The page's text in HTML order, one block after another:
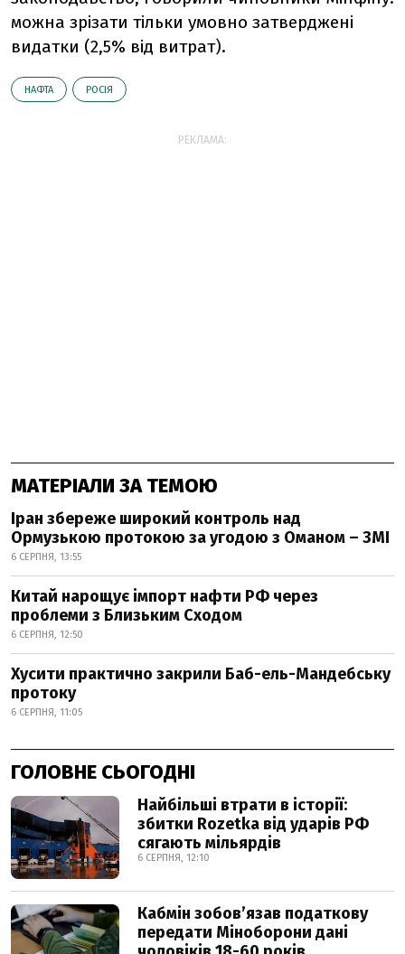
можна зрізати тільки умовно затверджені
видатки (2,5% від витрат).
НАФТА РОСІЯ
РЕКЛАМА:
МАТЕРІАЛИ ЗА ТЕМОЮ
Іран збереже широкий контроль над
Ормузькою протокою за угодою з Оманом – ЗМІ
6 СЕРПНЯ, 13:55
Китай нарощує імпорт нафти РФ через
проблеми з Близьким Сходом
6 СЕРПНЯ, 12:50
Хусити практично закрили Баб-ель-Мандебську
протоку
6 СЕРПНЯ, 11:05
ГОЛОВНЕ СЬОГОДНІ
Найбільші втрати в історії:
збитки Rozetka від ударів РФ
сягають мільярдів
6 СЕРПНЯ, 12:10
Кабмін зобовʼязав податкову
передати Міноборони дані